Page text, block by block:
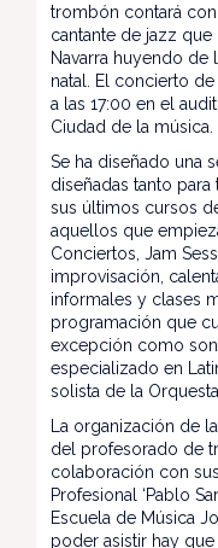
trombón contará con
cantante de jazz
Navarra huyendo de
natal. El concierto
a las 17:00 en el
Ciudad de la música.
Se ha diseñado una
diseñadas tanto
sus últimos cursos
aquellos que
Conciertos, Jam
improvisación,
informales y clases
programación que
excepción como son
especializado en
solista de la
La organización de
del profesorado de
colaboración con
Profesional ‘Pablo
Escuela de Música
poder asistir hay